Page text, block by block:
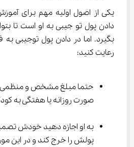
یکی از اصول اولیه مهم برای
دادن پول تو جیبی به او است تا
بگیرد. اما در دادن پول توجیبی به
رعایت کنید:
حتما مبلغ مشخص و منظمی
صورت روزانه یا هفتگی به
به او اجازه دهید خودش
پولش را خرج کند و در این